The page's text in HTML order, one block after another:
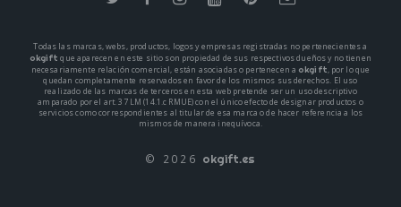
Todas las marcas, webs, productos, logos y empresas registradas no pertenecientes a
okgift que aparecen en este sitio son propiedad de sus respectivos dueños y no tienen
necesariamente relación comercial, están asociadas o pertenecen a okgift, por lo que
quedan completamente reservados en favor de los mismos sus derechos. El uso
realizado de las marcas de terceros en esta web pretende ser un uso descriptivo
amparado por el art. 37 LM (14.1.c RMUE) con el único efecto de designar productos o
servicios como correspondientes al titular de esa marca o de hacer referencia a los
mismos de manera inequívoca.
© 2026 okgift.es